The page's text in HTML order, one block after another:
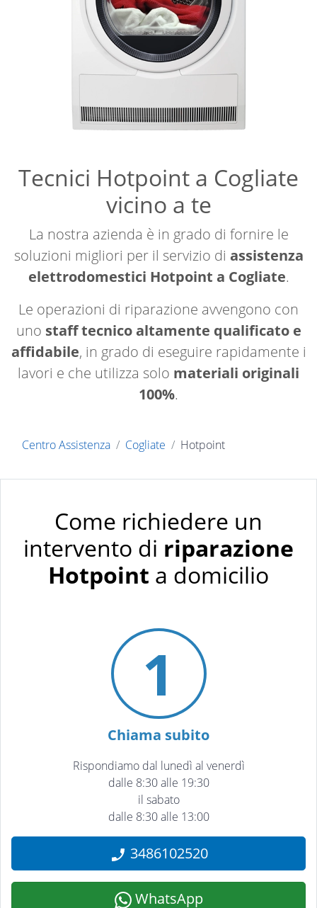
Tecnici Hotpoint a Cogliate
vicino a te
La nostra azienda è in grado di fornire le
soluzioni migliori per il servizio di assistenza
elettrodomestici Hotpoint a Cogliate.
Le operazioni di riparazione avvengono con
uno staff tecnico altamente qualificato e
affidabile, in grado di eseguire rapidamente i
lavori e che utilizza solo materiali originali
100%.
Centro Assistenza Cogliate Hotpoint
Come richiedere un
intervento di riparazione
Hotpoint a domicilio
1
Chiama subito
Rispondiamo dal lunedì al venerdì
dalle 8:30 alle 19:30
il sabato
dalle 8:30 alle 13:00
3486102520
WhatsApp